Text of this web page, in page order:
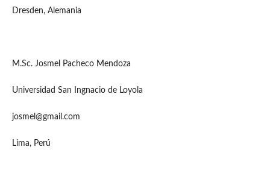
Dresden, Alemania
M.Sc. Josmel Pacheco Mendoza
Universidad San Ingnacio de Loyola
josmel@gmail.com
Lima, Perú